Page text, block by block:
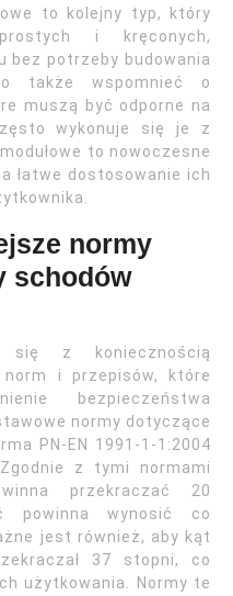
to kolejny typ, który
i kręconych,
bez potrzeby budowania
także wspomnieć o
muszą być odporne na
wykonuje się je z
to nowoczesne
łatwe dostosowanie ich
normy
schodów
się z koniecznością
norm i przepisów, które
bezpieczeństwa
normy dotyczące
PN-EN 1991-1-1:2004
z tymi normami
przekraczać 20
powinna wynosić co
jest również, aby kąt
37 stopni, co
użytkowania. Normy te